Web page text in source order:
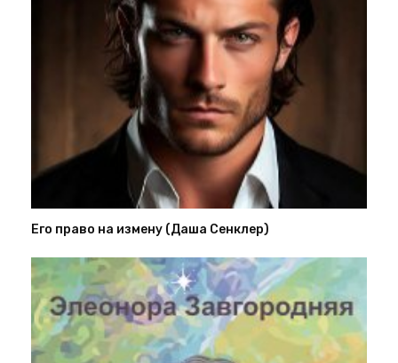
Его право на измену (Даша Сенклер)